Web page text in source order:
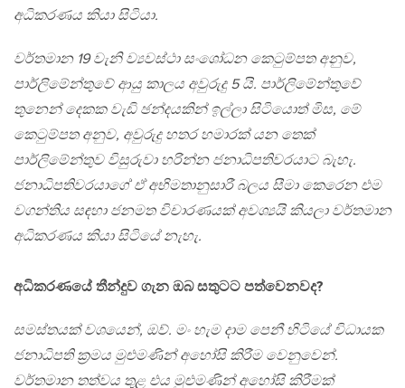
අධිකරණය කියා සිටියා.
වර්තමාන 19 වැනි ව්‍යවස්ථා සංශෝධන කෙටුම්පත අනුව,
පාර්ලිමේන්තුවේ ආයු කාලය අවුරුදු 5 යි. පාර්ලිමේන්තුවේ
තුනෙන් දෙකක වැඩි ඡන්දයකින් ඉල්ලා සිටියොත් මිස, මේ
කෙටුම්පත අනුව, අවුරුදු හතර හමාරක් යන තෙක්
පාර්ලිමේන්තුව විසුරුවා හරින්න ජනාධිපතිවරයාට බැහැ.
ජනාධිපතිවරයාගේ ඒ අභිමතානුසාරී බලය සීමා කෙරෙන එම
වගන්තිය සඳහා ජනමත විචාරණයක් අවශ්‍යයි කියලා වර්තමාන
අධිකරණය කියා සිටියේ නැහැ.
අධිකරණයේ තීන්දුව ගැන ඔබ සතුටට පත්වෙනවද?
සමස්තයක් වශයෙන්, ඔව්. මං හැම දාම පෙනී හිටියේ විධායක
ජනාධිපති ක‍්‍රමය මුළුමණින් අහෝසි කිරීම වෙනුවෙන්.
වර්තමාන තත්වය තුළ එය මුළුමණින් අහෝසි කිරීමක්